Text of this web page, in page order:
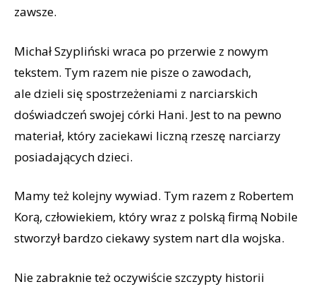
zawsze.
Michał Szypliński wraca po przerwie z nowym
tekstem. Tym razem nie pisze o zawodach,
ale dzieli się spostrzeżeniami z narciarskich
doświadczeń swojej córki Hani. Jest to na pewno
materiał, który zaciekawi liczną rzeszę narciarzy
posiadających dzieci.
Mamy też kolejny wywiad. Tym razem z Robertem
Korą, człowiekiem, który wraz z polską firmą Nobile
stworzył bardzo ciekawy system nart dla wojska.
Nie zabraknie też oczywiście szczypty historii